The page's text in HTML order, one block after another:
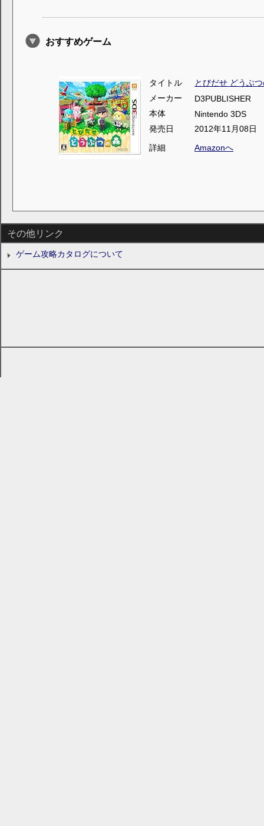
おすすめゲーム
タイトル
とびだせ どうぶ
メーカー
D3PUBLISHER
本体
Nintendo 3DS
発売日
2012年11月08日
詳細
Amazonへ
その他リンク
ゲーム攻略カタログについて